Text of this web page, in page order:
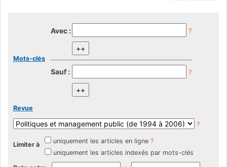
Mots-clés
Avec : ?
Sauf : ?
Revue
?
Limiter à uniquement les articles en ligne ?
uniquement les articles indexés par mots-clés